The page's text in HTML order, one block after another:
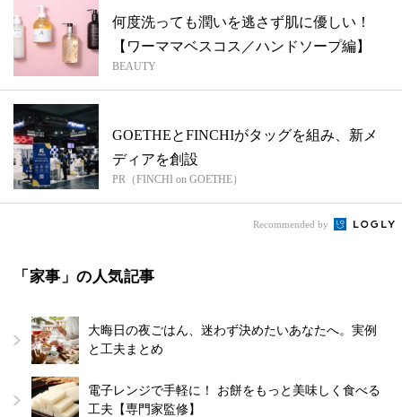
何度洗っても潤いを逃さず肌に優しい！
【ワーママベスコス／ハンドソープ編】
BEAUTY
GOETHEとFINCHIがタッグを組み、新メ
ディアを創設
PR（FINCHI on GOETHE）
Recommended by
「家事」の人気記事
大晦日の夜ごはん、迷わず決めたいあなたへ。実例
と工夫まとめ
電子レンジで手軽に！ お餅をもっと美味しく食べる
工夫【専門家監修】